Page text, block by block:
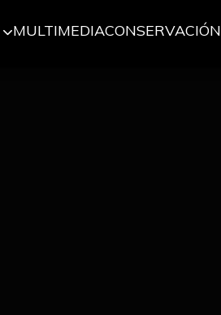
MULTIMEDIACONSERVACIÓN